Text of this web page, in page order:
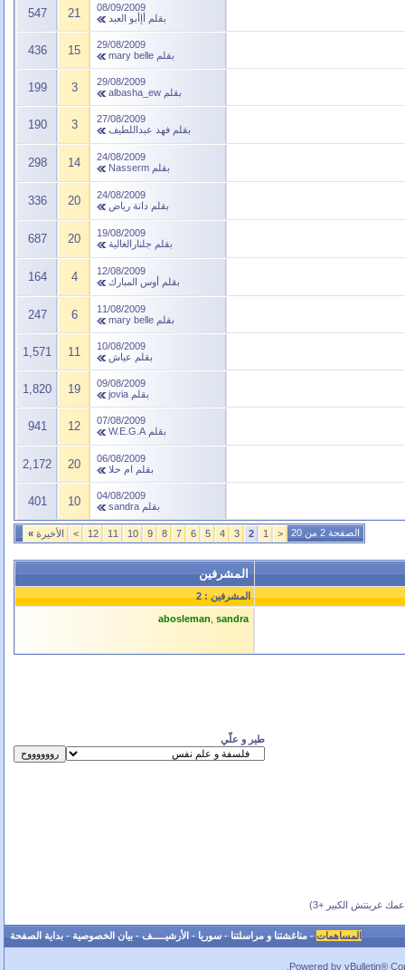
08/09/2009
بقلم أإأبو العبد 21
547
29/08/2009
بقلم mary belle
15
436
29/08/2009
بقلم albasha_ew
3
199
27/08/2009
بقلم فهد عبداللطيف 3
190
24/08/2009
بقلم Nasserm
14
298
24/08/2009
بقلم دانة رياض 20
336
19/08/2009
بقلم جلنارالغالية 20
687
12/08/2009
بقلم أوس المبارك 4
164
11/08/2009
بقلم mary belle
6
247
10/08/2009
بقلم عياش 11
1,571
09/08/2009
بقلم jovia
19
1,820
07/08/2009
بقلم W.E.G.A
12
941
06/08/2009
بقلم ام حلا 20
2,172
04/08/2009
بقلم sandra
10
401
الصفحة 2 من 20 <
1
2
3
4
5
6
7
8
9
10
11
12
> الأخيرة »
المشرفين
المشرفين : 2
abosleman sandra
طير و علّي
غرينتش الكبير +3)
المساهمات-مناغشتنا و مراسلتنا-سوريا-الأرشيـــــف-بيان الخصوصية-بداية الصفحة
Powered by vBulletin®